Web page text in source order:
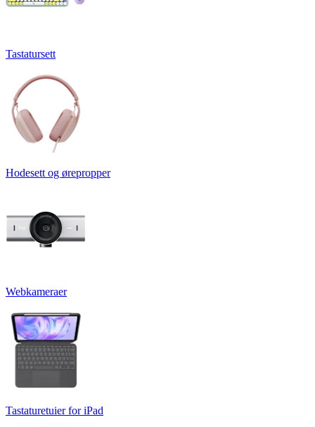
Tastatursett
Hodesett og ørepropper
Webkameraer
Tastaturetuier for iPad